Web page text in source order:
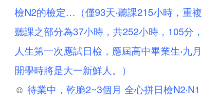
檢N2的檢定…（僅93天‧聽課215小時，重複
聽課之部分為37小時，共252小時，105分，
人生第一次應試日檢，應屆高中畢業生‧九月
開學時將是大一新鮮人。）
☺ 待業中，乾脆2~3個月 全心拼日檢N2‧N1